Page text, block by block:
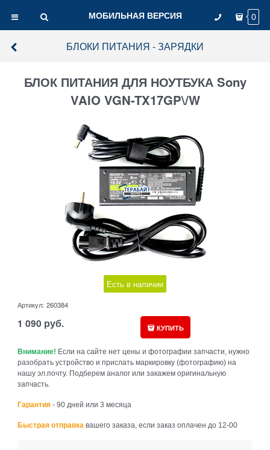
МОБИЛЬНАЯ ВЕРСИЯ 0
БЛОКИ ПИТАНИЯ - ЗАРЯДКИ
БЛОК ПИТАНИЯ ДЛЯ НОУТБУКА Sony
VAIO VGN-TX17GP\/W
Есть в наличии
Артикул: 260384
1 090 руб. КУПИТЬ
Внимание! Если на сайте нет цены и фотографии запчасти, нужно
разобрать устройство и прислать маркировку (фотографию) на
нашу эл.почту. Подберем аналог или закажем оригинальную
запчасть.
Гарантия - 90 дней или 3 месяца
Быстрая отправка вашего заказа, если заказ оплачен до 12-00